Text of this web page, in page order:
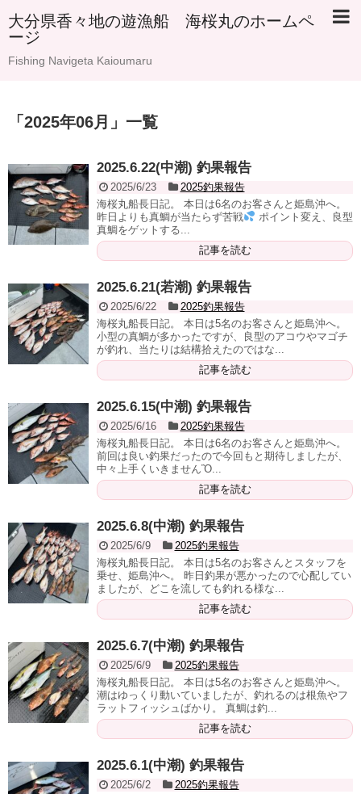
大分県香々地の遊漁船 海桜丸のホームペ
ージ
Fishing Navigeta Kaioumaru
「 2025年06月 」 一覧
2025.6.22(中潮) 釣果報告
2025/6/23
2025釣果報告
海桜丸船長日記。 本日は6名のお客さんと姫島沖へ。
昨日よりも真鯛が当たらず苦戦
ポイント変え、良型
真鯛をゲットする...
記事を読む
2025.6.21(若潮) 釣果報告
2025/6/22
2025釣果報告
海桜丸船長日記。 本日は5名のお客さんと姫島沖へ。
小型の真鯛が多かったですが、良型のアコウやマゴチ
が釣れ、当たりは結構拾えたのではな...
記事を読む
2025.6.15(中潮) 釣果報告
2025/6/16
2025釣果報告
海桜丸船長日記。 本日は6名のお客さんと姫島沖へ。
前回は良い釣果だったので今回もと期待しましたが、
中々上手くいきませんὊ...
記事を読む
2025.6.8(中潮) 釣果報告
2025/6/9
2025釣果報告
海桜丸船長日記。 本日は5名のお客さんとスタッフを
乗せ、姫島沖へ。 昨日釣果が悪かったので心配してい
ましたが、どこを流しても釣れる様な...
記事を読む
2025.6.7(中潮) 釣果報告
2025/6/9
2025釣果報告
海桜丸船長日記。 本日は5名のお客さんと姫島沖へ。
潮はゆっくり動いていましたが、釣れるのは根魚やフ
ラットフィッシュばかり。 真鯛は釣...
記事を読む
2025.6.1(中潮) 釣果報告
2025/6/2
2025釣果報告